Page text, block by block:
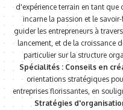
d'expérience terrain en tant que
incarne la passion et le
guider les entrepreneurs à
lancement, et de la croissance
particulier sur la structure
Spécialités : Conseils en
orientations stratégiques
entreprises florissantes, en
Stratégies